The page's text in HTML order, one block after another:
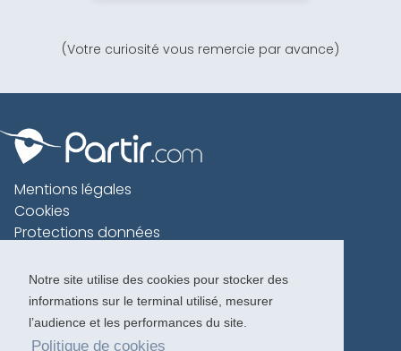
Notre site utilise des cookies pour stocker des
informations sur le terminal utilisé, mesurer
l’audience et les performances du site.
Politique de cookies
(Votre curiosité vous remercie par avance)
Mentions légales
Cookies
Protections données
Charte voyageur
Copyright 1996-2026